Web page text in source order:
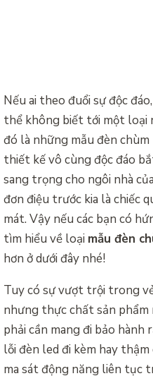
Nếu ai theo đuổi sự độc
thể không biết tới một loại
đó là những mẫu đèn
thiết kế vô cùng độc đáo
sang trọng cho ngôi nhà
đơn điệu trước kia là chiếc
mát. Vậy nếu các bạn có
tìm hiểu về loại mẫu đèn
hơn ở dưới đây nhé!
Tuy có sự vượt trội trong
nhưng thực chất sản phẩm
phải cần mang đi bảo
lỗi đèn led đi kèm hay
ma sát động năng liên tục